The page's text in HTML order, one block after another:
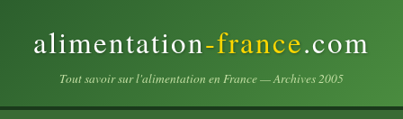
alimentation-france.com
Tout savoir sur l'alimentation en France — Archives 2005